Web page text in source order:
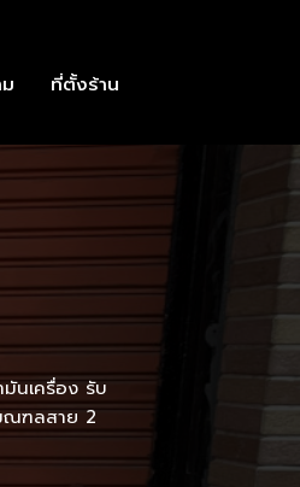
ที่ตั้งร้าน
นเครื่อง รับ
ณฑลสาย 2